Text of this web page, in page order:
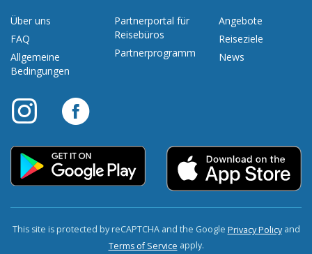
Über uns
FAQ
Allgemeine
Bedingungen
Partnerportal für
Reisebüros
Partnerprogramm
Angebote
Reiseziele
News
This site is protected by reCAPTCHA and the Google Privacy Policyand
Terms of Service apply.